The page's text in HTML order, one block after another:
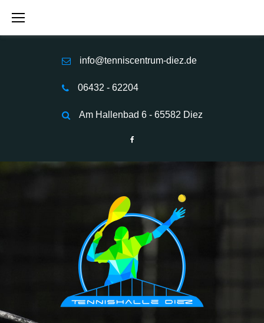
i
e
info@tenniscentrum-diez.de
06432 - 62204
Am Hallenbad 6 - 65582 Diez
b
k